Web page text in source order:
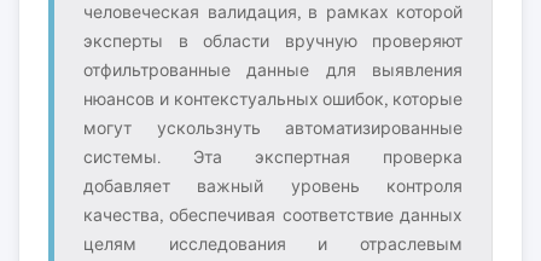
человеческая валидация, в рамках которой
эксперты в области вручную проверяют
отфильтрованные данные для выявления
нюансов и контекстуальных ошибок, которые
могут ускользнуть автоматизированные
системы. Эта экспертная проверка
добавляет важный уровень контроля
качества, обеспечивая соответствие данных
целям исследования и отраслевым